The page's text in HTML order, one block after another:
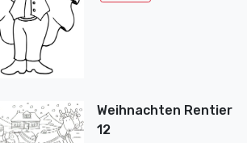
Weihnachten Rentier
12